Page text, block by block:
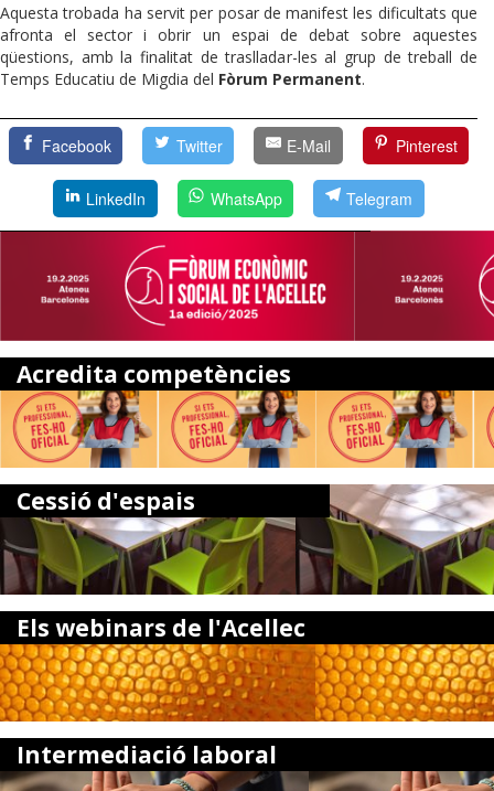
Aquesta trobada ha servit per posar de manifest les dificultats que
afronta el sector i obrir un espai de debat sobre aquestes
qüestions, amb la finalitat de traslladar-les al grup de treball de
Temps Educatiu de Migdia del Fòrum Permanent.
Facebook Twitter E-Mail Pinterest
LinkedIn WhatsApp Telegram
Acredita competències
Cessió d'espais
Els webinars de l'Acellec
Intermediació laboral